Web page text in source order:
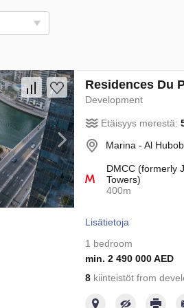
Residences Du
Development
Etäisyys merestä:
Marina - Al
DMCC (formerly
Towers)
400m
Lisätietoja
1 bedroom
min. 2 490 000 AED
8kiinteistöt from